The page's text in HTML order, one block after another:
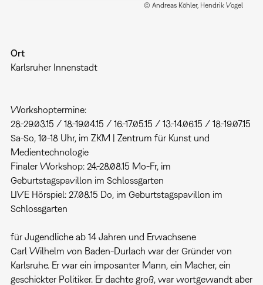
© Andreas Köhler, Hendrik Vogel
Ort
Karlsruher Innenstadt
Workshoptermine:
28.-29.03.15 / 18.-19.04.15 / 16.-17.05.15 / 13.-14.06.15 / 18.-19.07.15
Sa-So, 10-18 Uhr, im ZKM | Zentrum für Kunst und
Medientechnologie
Finaler Workshop: 24.-28.08.15 Mo-Fr, im
Geburtstagspavillon im Schlossgarten
LIVE Hörspiel: 27.08.15 Do, im Geburtstagspavillon im
Schlossgarten
für Jugendliche ab 14 Jahren und Erwachsene
Carl Wilhelm von Baden-Durlach war der Gründer von
Karlsruhe. Er war ein imposanter Mann, ein Macher, ein
geschickter Politiker. Er dachte groß, war wortgewandt aber